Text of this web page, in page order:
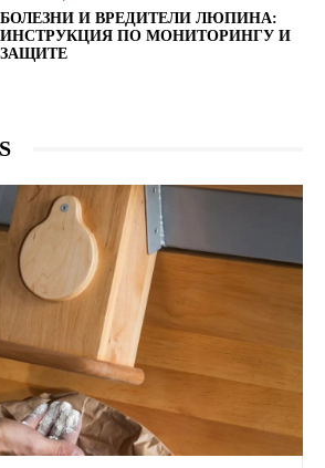
БОЛЕЗНИ И ВРЕДИТЕЛИ ЛЮПИНА:
ИНСТРУКЦИЯ ПО МОНИТОРИНГУ И
ЗАЩИТЕ